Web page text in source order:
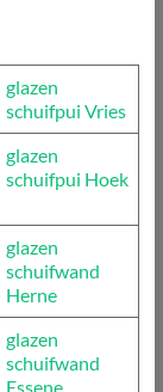
glazen
schuifpui Vries
glazen
schuifpui Hoek
glazen
schuifwand
Herne
glazen
schuifwand
Essene